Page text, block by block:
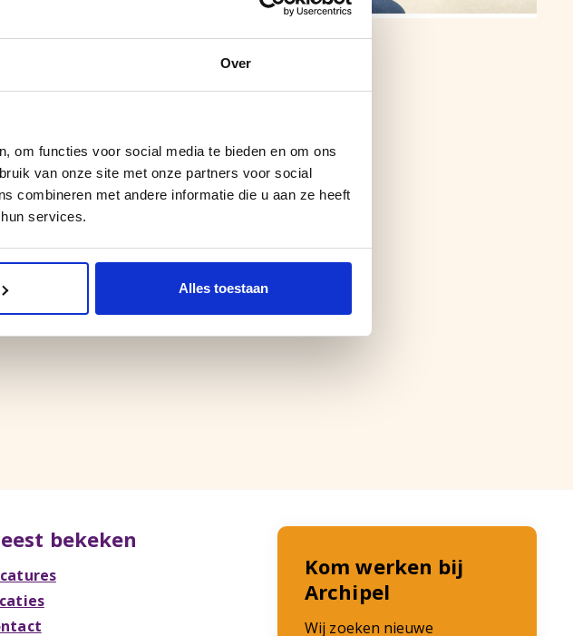
Over
om functies voor social media te bieden en om ons
van onze site met onze partners voor social
combineren met andere informatie die u aan ze heeft
services.
Alles toestaan
bekeken
Kom werken bij
Archipel
Wij zoeken nieuwe